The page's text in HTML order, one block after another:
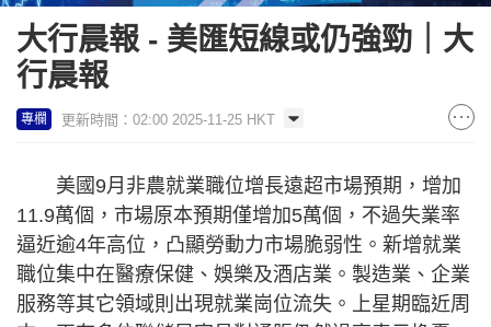
大行晨報 - 美匯短線或仍強勁｜大
行晨報
專欄 更新時間：02:00 2025-11-25 HKT
美國9月非農就業職位增長遠超市場預期，增加
11.9萬個，市場原本預期僅增加5萬個，不過失業率
逼近逾4年高位，凸顯勞動力市場脆弱性。新增就業
職位集中在醫療保健、娛樂及酒店業。製造業、企業
服務等其它領域則出現就業崗位流失。上星期臨近周